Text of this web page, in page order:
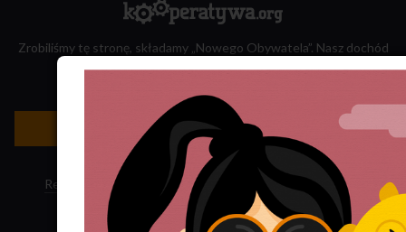
Zrobiliśmy tę stronę, składamy „Nowego Obywatela”. Nasz dochód
Newsletter »
Regulamin sklepu Polityka ciasteczek · Subskrypcja RSS